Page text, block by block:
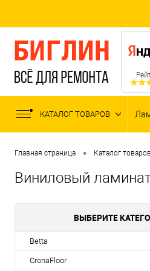
КАТАЛОГ ТОВАРОВ
Главная страница • Каталог товаров
Виниловый
ВЫБЕРИТЕ
Betta
CronaFloor